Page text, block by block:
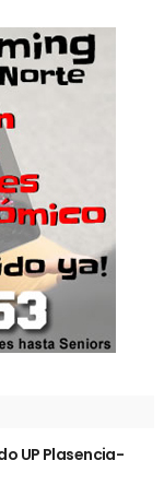
UP Plasencia-